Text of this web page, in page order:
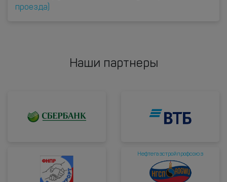
проезда)
Наши партнеры
Нефтегазстройпрофсоюз